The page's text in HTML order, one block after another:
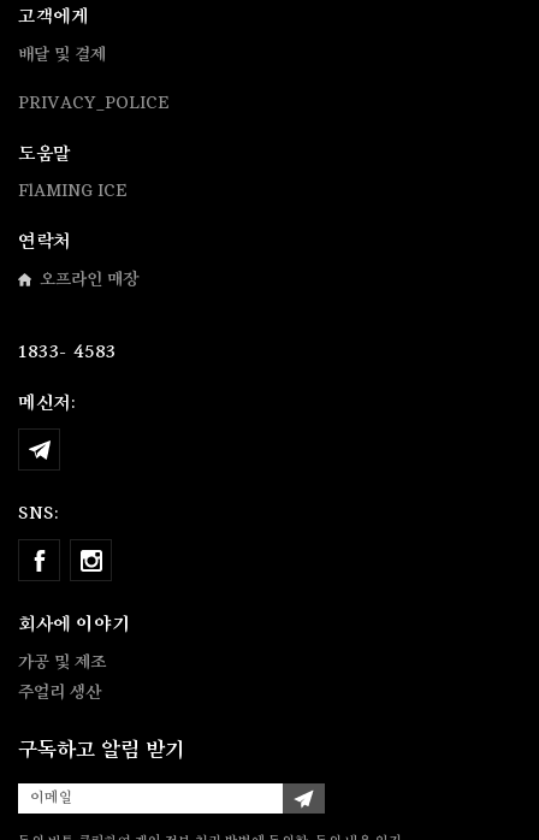
고객에게
배달 및 결제
PRIVACY_POLICE
도움말
FlAMING ICE
연락처
오프라인 매장
1833- 4583
메신저:
SNS:
회사에 이야기
가공 및 제조
주얼리 생산
구독하고 알림 받기